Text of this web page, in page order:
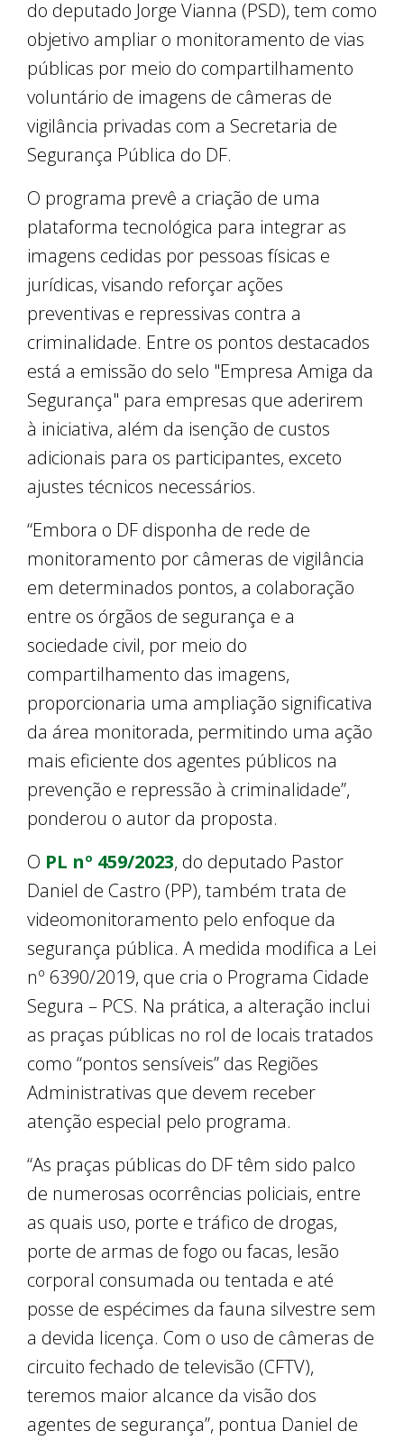
do deputado Jorge Vianna (PSD), tem como
objetivo ampliar o monitoramento de vias
públicas por meio do compartilhamento
voluntário de imagens de câmeras de
vigilância privadas com a Secretaria de
Segurança Pública do DF.
O programa prevê a criação de uma
plataforma tecnológica para integrar as
imagens cedidas por pessoas físicas e
jurídicas, visando reforçar ações
preventivas e repressivas contra a
criminalidade. Entre os pontos destacados
está a emissão do selo "Empresa Amiga da
Segurança" para empresas que aderirem
à iniciativa, além da isenção de custos
adicionais para os participantes, exceto
ajustes técnicos necessários.
“Embora o DF disponha de rede de
monitoramento por câmeras de vigilância
em determinados pontos, a colaboração
entre os órgãos de segurança e a
sociedade civil, por meio do
compartilhamento das imagens,
proporcionaria uma ampliação significativa
da área monitorada, permitindo uma ação
mais eficiente dos agentes públicos na
prevenção e repressão à criminalidade”,
ponderou o autor da proposta.
O PL nº 459/2023, do deputado Pastor
Daniel de Castro (PP), também trata de
videomonitoramento pelo enfoque da
segurança pública. A medida modifica a Lei
nº 6390/2019, que cria o Programa Cidade
Segura – PCS. Na prática, a alteração inclui
as praças públicas no rol de locais tratados
como “pontos sensíveis” das Regiões
Administrativas que devem receber
atenção especial pelo programa.
“As praças públicas do DF têm sido palco
de numerosas ocorrências policiais, entre
as quais uso, porte e tráfico de drogas,
porte de armas de fogo ou facas, lesão
corporal consumada ou tentada e até
posse de espécimes da fauna silvestre sem
a devida licença. Com o uso de câmeras de
circuito fechado de televisão (CFTV),
teremos maior alcance da visão dos
agentes de segurança”, pontua Daniel de